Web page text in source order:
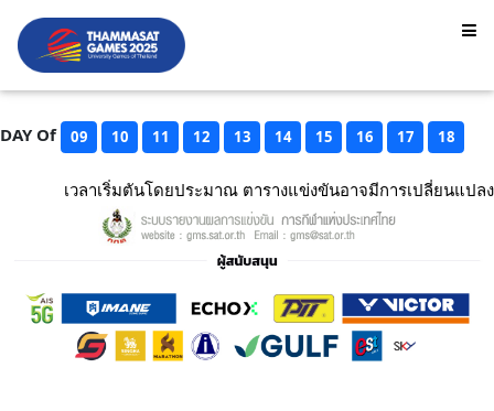
DAY Of 09 10 11 12 13 14 15 16 17 18
เวลาเริ่มตันโดยประมาณ ตารางแข่งขันอาจมีการเปลี่ยนแปลง